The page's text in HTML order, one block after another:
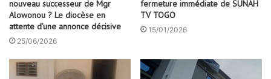
nouveau successeur de Mgr
Alowonou ? Le diocèse en
attente d’une annonce décisive
25/06/2026
fermeture immédiate de SUNAH
TV TOGO
15/01/2026